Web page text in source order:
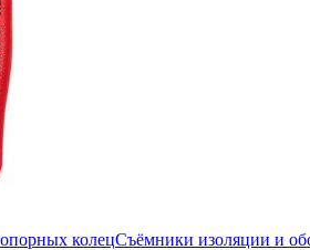
колецСъёмники изоляции и